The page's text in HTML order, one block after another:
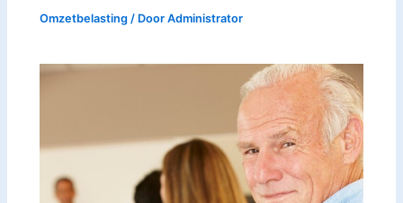
Omzetbelasting / DoorAdministrator